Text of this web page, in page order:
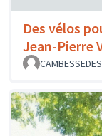
Des vélos
Jean-Pierre
CAMBESSEDES